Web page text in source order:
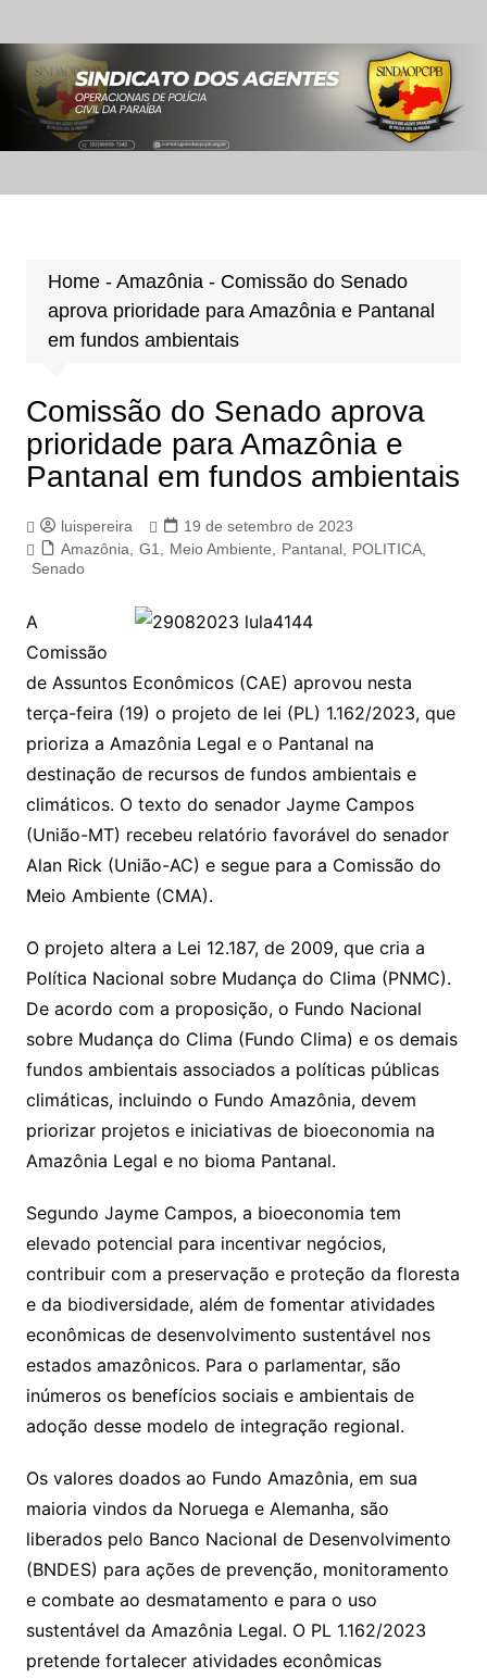
para
conteúdo
Home- Amazônia- Comissão do Senado
aprova prioridade para Amazônia e Pantanal
em fundos ambientais
Comissão do Senado aprova
prioridade para Amazônia e
Pantanal em fundos ambientais
luispereira
19 de setembro de 2023
Amazônia
G1 Meio Ambiente Pantanal, POLITICA,
Senado
A
Comissão
de Assuntos Econômicos (CAE) aprovou nesta
terça-feira (19) o projeto de lei (PL) 1.162/2023, que
prioriza a Amazônia Legal e o Pantanal na
destinação de recursos de fundos ambientais e
climáticos. O texto do senador Jayme Campos
(União-MT) recebeu relatório favorável do senador
Alan Rick (União-AC) e segue para a Comissão do
Meio Ambiente (CMA).
O projeto altera a Lei 12.187, de 2009, que cria a
Política Nacional sobre Mudança do Clima (PNMC).
De acordo com a proposição, o Fundo Nacional
sobre Mudança do Clima (Fundo Clima) e os demais
fundos ambientais associados a políticas públicas
climáticas, incluindo o Fundo Amazônia, devem
priorizar projetos e iniciativas de bioeconomia na
Amazônia Legal e no bioma Pantanal.
Segundo Jayme Campos, a bioeconomia tem
elevado potencial para incentivar negócios,
contribuir com a preservação e proteção da floresta
e da biodiversidade, além de fomentar atividades
econômicas de desenvolvimento sustentável nos
estados amazônicos. Para o parlamentar, são
inúmeros os benefícios sociais e ambientais de
adoção desse modelo de integração regional.
Os valores doados ao Fundo Amazônia, em sua
maioria vindos da Noruega e Alemanha, são
liberados pelo Banco Nacional de Desenvolvimento
(BNDES) para ações de prevenção, monitoramento
e combate ao desmatamento e para o uso
sustentável da Amazônia Legal. O PL 1.162/2023
pretende fortalecer atividades econômicas